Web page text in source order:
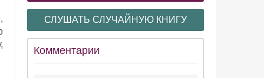
СЛУШАТЬ СЛУЧАЙНУЮ КНИГУ
Комментарии